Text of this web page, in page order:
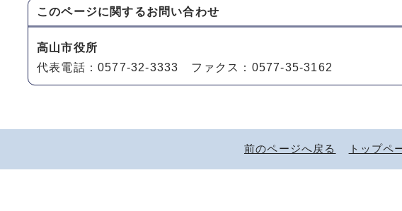
このページに関するお問い合わせ
高山市役所
代表電話：0577-32-3333 ファクス：0577-35-3162
前のページへ戻る トップペ